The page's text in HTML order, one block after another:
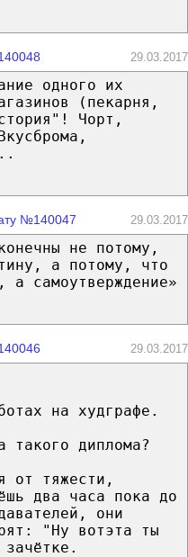
29.03.2017
одного их
(пекарня,
Чорт,
№140047 29.03.2017
не потому,
а потому, что
а самоутверждение»
29.03.2017
на худграфе.
такого диплома?
от тяжести,
два часа пока до
они
"Ну вотэта ты